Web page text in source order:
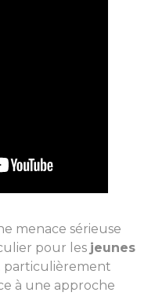
menace sérieuse
pour les jeunes
particulièrement
à une approche